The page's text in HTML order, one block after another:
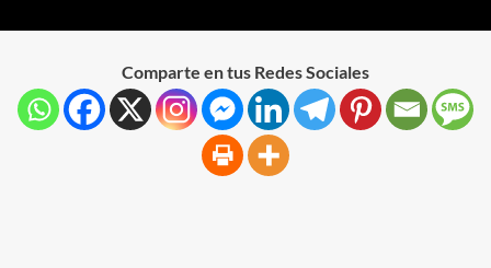
Comparte en tus Redes Sociales